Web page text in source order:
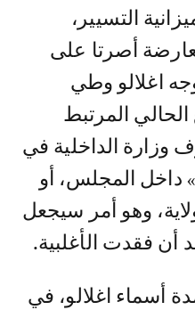
التسيير،
أصرتا على
اغلالو وطي
المرتبط
وزارة الداخلية في
داخل المجلس، أو
وهو أمر سيجعل
أن فقدت الأغلبية.
أسماء اغلالو، في